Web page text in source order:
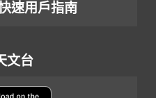
速用戶指南
文台